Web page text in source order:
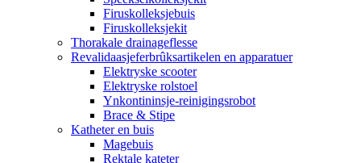
Firuskolleksjebuis
Firuskolleksjekit
Thorakale drainageflesse
Revalidaasjeferbrûksartikelen en apparatuer
Elektryske scooter
Elektryske rolstoel
Ynkontininsje-reinigingsrobot
Brace & Stipe
Katheter en buis
Magebuis
Rektale kateter